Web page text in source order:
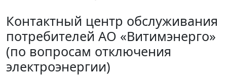
Контактный центр обслуживания
потребителей АО «Витимэнерго»
(по вопросам отключения
электроэнергии)